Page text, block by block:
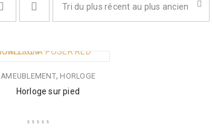
Tri du plus récent au plus ancien
AMEUBLEMENT, HORLOGE
Horloge sur pied